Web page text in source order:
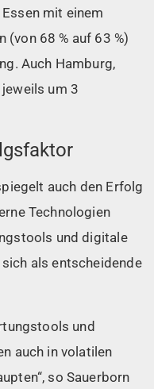
mit einem
(von 68 % auf 63 %)
Auch Hamburg,
um 3
auch den Erfolg
Technologien
und digitale
als entscheidende
und
auch in volatilen
so Sauerborn